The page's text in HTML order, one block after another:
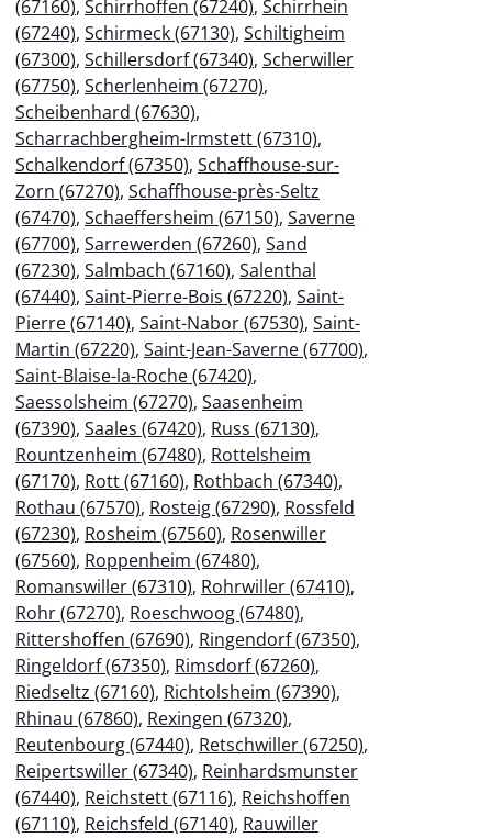
(67160), Schirrhoffen (67240), Schirrhein
(67240), Schirmeck (67130), Schiltigheim
(67300), Schillersdorf (67340), Scherwiller
(67750), Scherlenheim (67270),
Scheibenhard (67630),
Scharrachbergheim-Irmstett (67310),
Schalkendorf (67350), Schaffhouse-sur-
Zorn (67270), Schaffhouse-près-Seltz
(67470), Schaeffersheim (67150), Saverne
(67700), Sarrewerden (67260), Sand
(67230), Salmbach (67160), Salenthal
(67440), Saint-Pierre-Bois (67220), Saint-
Pierre (67140), Saint-Nabor (67530), Saint-
Martin (67220), Saint-Jean-Saverne (67700),
Saint-Blaise-la-Roche (67420),
Saessolsheim (67270), Saasenheim
(67390), Saales (67420), Russ (67130),
Rountzenheim (67480), Rottelsheim
(67170), Rott (67160), Rothbach (67340),
Rothau (67570), Rosteig (67290), Rossfeld
(67230), Rosheim (67560), Rosenwiller
(67560), Roppenheim (67480),
Romanswiller (67310), Rohrwiller (67410),
Rohr (67270), Roeschwoog (67480),
Rittershoffen (67690), Ringendorf (67350),
Ringeldorf (67350), Rimsdorf (67260),
Riedseltz (67160), Richtolsheim (67390),
Rhinau (67860), Rexingen (67320),
Reutenbourg (67440), Retschwiller (67250),
Reipertswiller (67340), Reinhardsmunster
(67440), Reichstett (67116), Reichshoffen
(67110), Reichsfeld (67140), Rauwiller